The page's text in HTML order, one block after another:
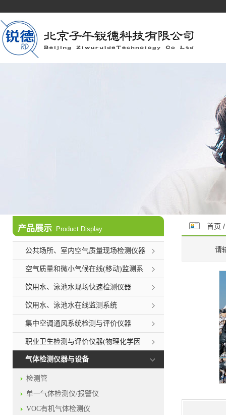
产品展示 Product Display
公共场所、室内空气质量现场检测仪器
空气质量和微小气候在线(移动)监测系
统
饮用水、泳池水现场快速检测仪器
饮用水、泳池水在线监测系统
集中空调通风系统检测与评价仪器
职业卫生检测与评价仪器(物理化学因
素)
气体检测仪器与设备
检测管
单一气体检测仪/报警仪
VOC有机气体检测仪
首页
请